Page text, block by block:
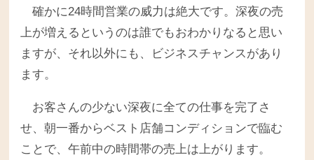
確かに24時間営業の威力は絶大です。深夜の売
上が増えるというのは誰でもおわかりなると思い
ますが、それ以外にも、ビジネスチャンスがあり
ます。
お客さんの少ない深夜に全ての仕事を完了さ
せ、朝一番からベスト店舗コンディションで臨む
ことで、午前中の時間帯の売上は上がります。